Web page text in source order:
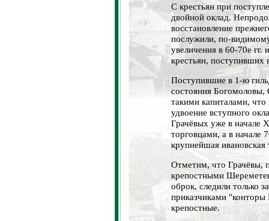
С крестьян при
двойной оклад.
восстановление
послужили, по-
увеличения в 60-70е гг.
крестьян, поступивших
Поступившие в 1-ю
состояния Богомоловы,
такими капиталами,
удвоение вступного
Грачёвых уже в начале
торговцами, а в начале
крупнейшая ивановская
Отметим, что Грачёвы,
крепостными
оброк, следили только
приказчиками
крепостные.